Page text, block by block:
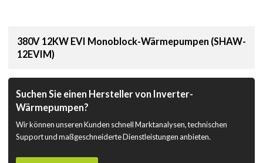
380V 12KW EVI Monoblock-Wärmepumpen (SHAW-
12EVIM)
Suchen Sie einen Hersteller von Inverter-
Wärmepumpen?
Wir können unseren Kunden schnell Marktanalysen, technischen
Support und maßgeschneiderte Dienstleistungen anbieten.